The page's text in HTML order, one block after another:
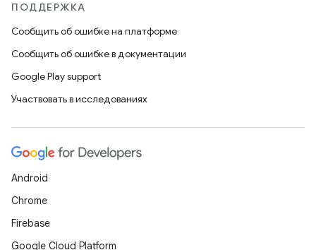
ПОДДЕРЖКА
Сообщить об ошибке на платформе
Сообщить об ошибке в документации
Google Play support
Участвовать в исследованиях
Android
Chrome
Firebase
Google Cloud Platform